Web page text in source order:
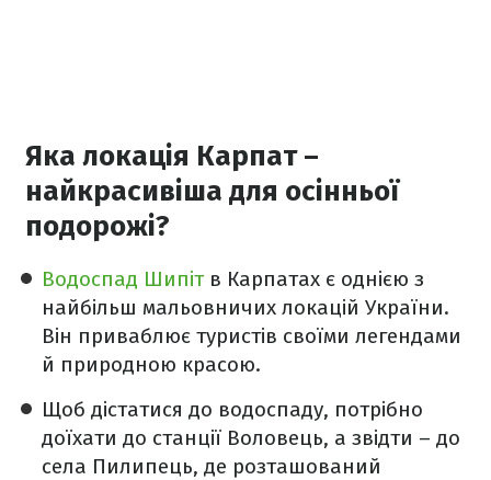
Яка локація Карпат –
найкрасивіша для осінньої
подорожі?
Водоспад Шипітв Карпатах є однією з
найбільш мальовничих локацій України.
Він приваблює туристів своїми легендами
й природною красою.
Щоб дістатися до водоспаду, потрібно
доїхати до станції Воловець, а звідти – до
села Пилипець, де розташований